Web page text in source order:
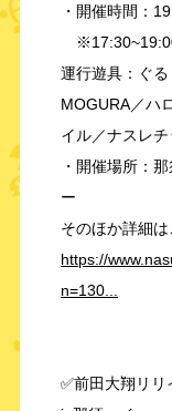
・開催時間：
※17:30~19:00
運行遊具：ぐ
MOGURA／ハ
イル／ナスレチ
・開催場所：
ー
そのほか詳細は
https://
n=130...
✅前田大翔リ